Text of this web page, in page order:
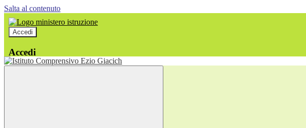
Salta al contenuto
Accedi
Accedi